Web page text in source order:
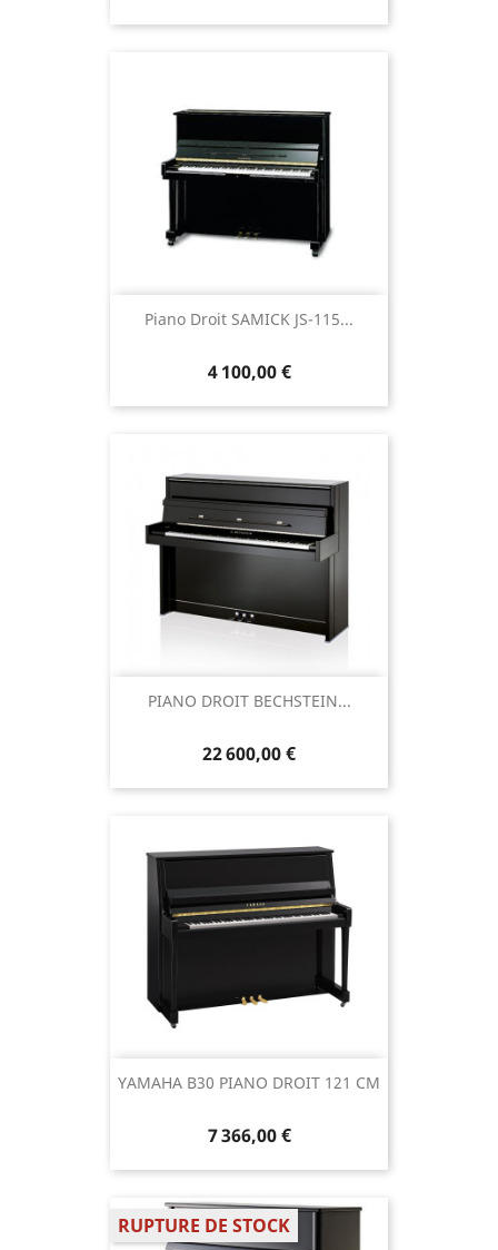
Piano Droit SAMICK JS-115...
4 100,00 €
PIANO DROIT BECHSTEIN...
22 600,00 €
YAMAHA B30 PIANO DROIT 121 CM
7 366,00 €
RUPTURE DE STOCK